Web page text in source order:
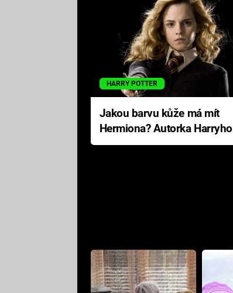
HARRY POTTER
Jakou barvu kůže má mít
Hermiona? Autorka Harryho
Pottera přišla s ráznou